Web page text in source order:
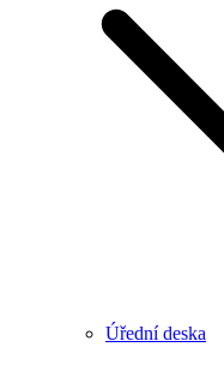
Úřední deska